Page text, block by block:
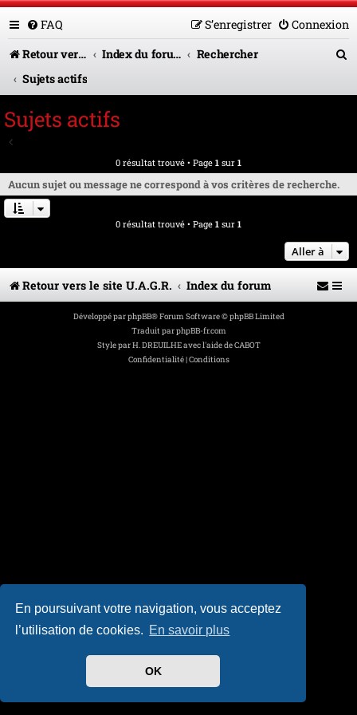
En poursuivant votre navigation, vous acceptez
l’utilisation de cookies. En savoir plus
OK
FAQ Connexion
S’enregistrer
Retour vers le site U.A.G.R.
Index du forum
Rechercher
Sujets actifs
r
Sujets actifs
0 résultat trouvé • Page 1 sur 1
Aucun sujet ou message ne correspond à vos critères de recherche.
0 résultat trouvé • Page 1 sur 1
Aller à
Retour vers le site U.A.G.R. Index du forum
Développé parphpBB® Forum Software © phpBB Limited
Traduit parphpBB-fr.com
Style parH. DREUILHE avec l'aide de CABOT
Confidentialité|Conditions